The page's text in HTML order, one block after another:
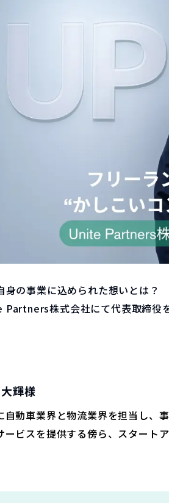
の事業に込められた想いとは？
株式会社にて代表取締役
輝様
動車業界と物流業界を担当し、
ビスを提供する傍ら、スタート